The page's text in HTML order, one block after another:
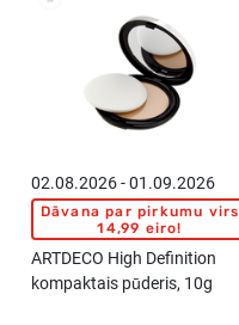
02.08.2026 - 01.09.2026
Dāvana par pirkumu virs
14,99 eiro!
ARTDECO High Definition
kompaktais pūderis, 10g